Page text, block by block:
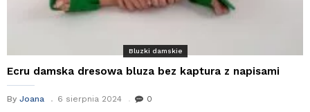
Bluzki damskie
Ecru damska dresowa bluza bez kaptura z napisami
By Joana 6 sierpnia 2024 0